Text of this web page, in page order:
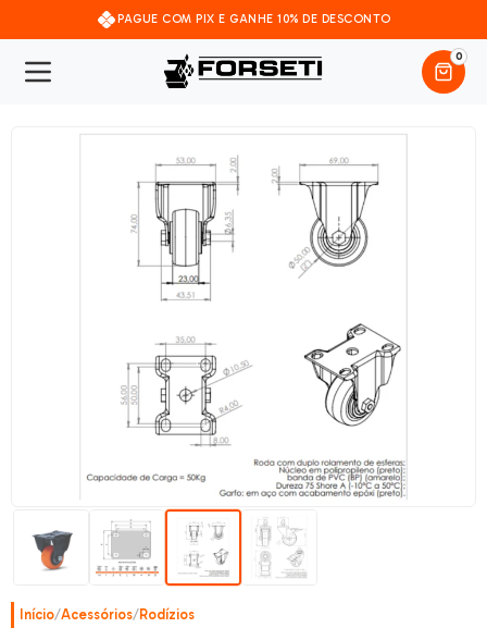
PAGUE COM PIX E GANHE 10% DE DESCONTO
0
Início/Acessórios/Rodízios